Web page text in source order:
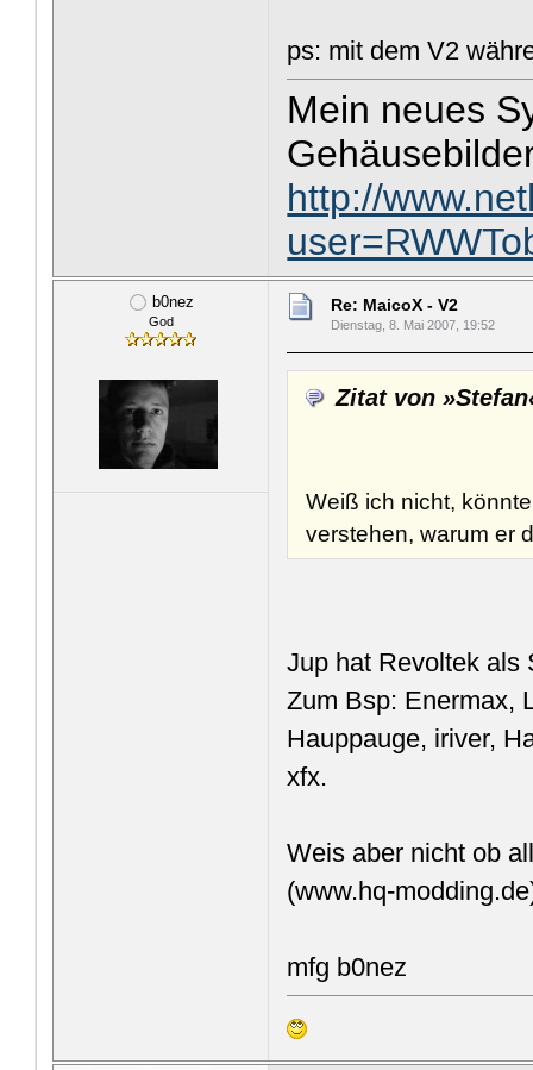
ps: mit dem V2
Mein neues
http://
b0nez
God
Re: MaicoX - V2
Dienstag, 8. Mai 2007, 19:52
Zitat von
Weiß ich nicht,
verstehen, warum er
Jup hat Revoltek als
Zum Bsp: Enermax,
Hauppauge, iriver,
xfx.
Weis aber nicht ob
(www.hq-
mfg b0nez